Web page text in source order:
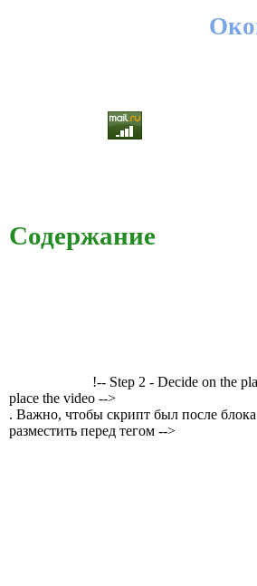
Содержание
!-- Step 2 - Decide on the
place the video -->
. Важно, чтобы скрипт был после
разместить перед тегом -->